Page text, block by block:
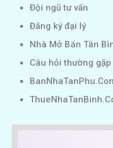
Đội ngũ tư vấn
Đăng ký đại lý
Nhà Mở Bán Tân
Câu hỏi thường gặp